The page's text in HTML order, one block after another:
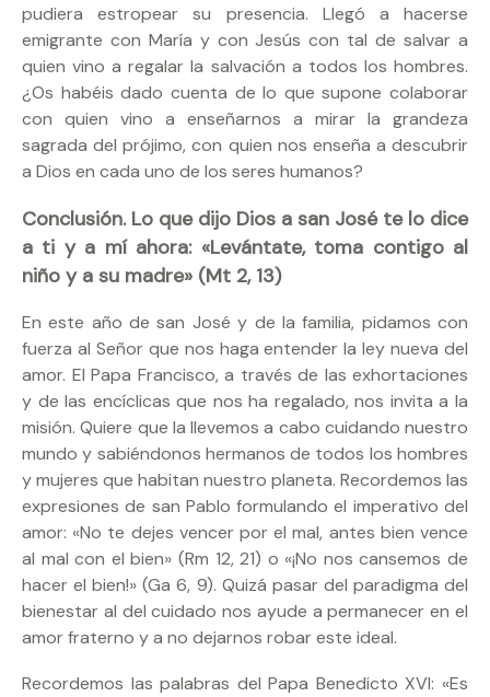
pudiera estropear su presencia. Llegó a hacerse
emigrante con María y con Jesús con tal de salvar a
quien vino a regalar la salvación a todos los hombres.
¿Os habéis dado cuenta de lo que supone colaborar
con quien vino a enseñarnos a mirar la grandeza
sagrada del prójimo, con quien nos enseña a descubrir
a Dios en cada uno de los seres humanos?
Conclusión. Lo que dijo Dios a san José te lo dice
a ti y a mí ahora: «Levántate, toma contigo al
niño y a su madre» (Mt 2, 13)
En este año de san José y de la familia, pidamos con
fuerza al Señor que nos haga entender la ley nueva del
amor. El Papa Francisco, a través de las exhortaciones
y de las encíclicas que nos ha regalado, nos invita a la
misión. Quiere que la llevemos a cabo cuidando nuestro
mundo y sabiéndonos hermanos de todos los hombres
y mujeres que habitan nuestro planeta. Recordemos las
expresiones de san Pablo formulando el imperativo del
amor: «No te dejes vencer por el mal, antes bien vence
al mal con el bien» (Rm 12, 21) o «¡No nos cansemos de
hacer el bien!» (Ga 6, 9). Quizá pasar del paradigma del
bienestar al del cuidado nos ayude a permanecer en el
amor fraterno y a no dejarnos robar este ideal.
Recordemos las palabras del Papa Benedicto XVI: «Es